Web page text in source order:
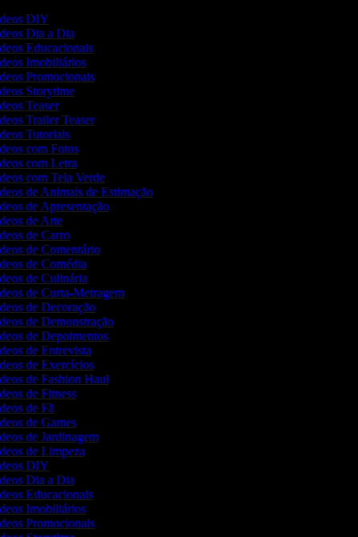
DIY
Dia a Dia
Educacionais
Imobiliários
Promocionais
Storytime
Teaser
Trailer Teaser
Tutoriais
com Fotos
com Letra
com Tela Verde
de Animais de Estimação
de Apresentação
de Arte
de Carro
de Comentário
de Comédia
de Culinária
de Curta-Metragem
de Decoração
de Demonstração
de Depoimentos
de Entrevista
de Exercícios
de Fashion Haul
de Fitness
de Fã
de Games
de Jardinagem
de Limpeza
DIY
Dia a Dia
Educacionais
Imobiliários
Promocionais